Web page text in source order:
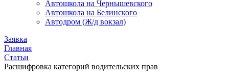
Автошкола на Чернышевского
Автошкола на Белинского
Автодром (Ж/д вокзал)
Заявка
Главная
Статьи
Расшифровка категорий водительских прав